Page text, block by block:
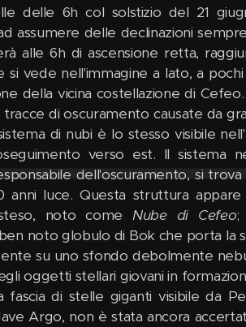
delle 6h col solstizio del 21
assumere delle declinazioni
alle 6h di ascensione retta,
si vede nell'immagine a lato, a
della vicina costellazione di
di oscuramento causate da
di nubi è lo stesso visibile
verso est. Il sistema
dell'oscuramento, si
luce. Questa struttura
noto comeNube di Cefeo;
noto globulo di Bok che porta la
su uno sfondo debolmente
oggetti stellari giovani in
fascia di stelle giganti visibile da
Argo, non è stata ancora